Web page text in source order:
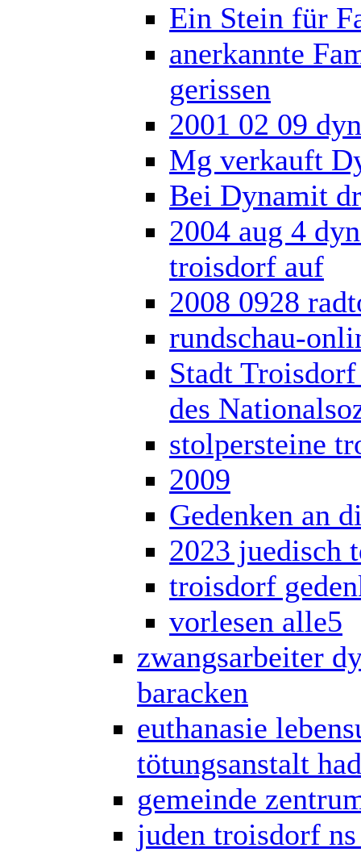
Ein Stein für
anerkannte
gerissen
2001 02 09
Mg verkauft
Bei Dynamit
2004 aug 4
troisdorf auf
2008 0928
rundschau-
Stadt
des
stolpersteine
2009
Gedenken an
2023 juedisch
troisdorf
vorlesen alle5
zwangsarbeiter
baracken
euthanasie
tötungsanstalt
gemeinde
juden troisdorf